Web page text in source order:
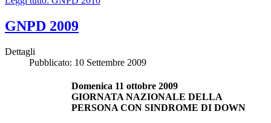
GNPD 2009
Dettagli
Pubblicato: 10 Settembre 2009
Domenica 11 ottobre 2009
GIORNATA NAZIONALE DELLA
PERSONA CON SINDROME DI DOWN